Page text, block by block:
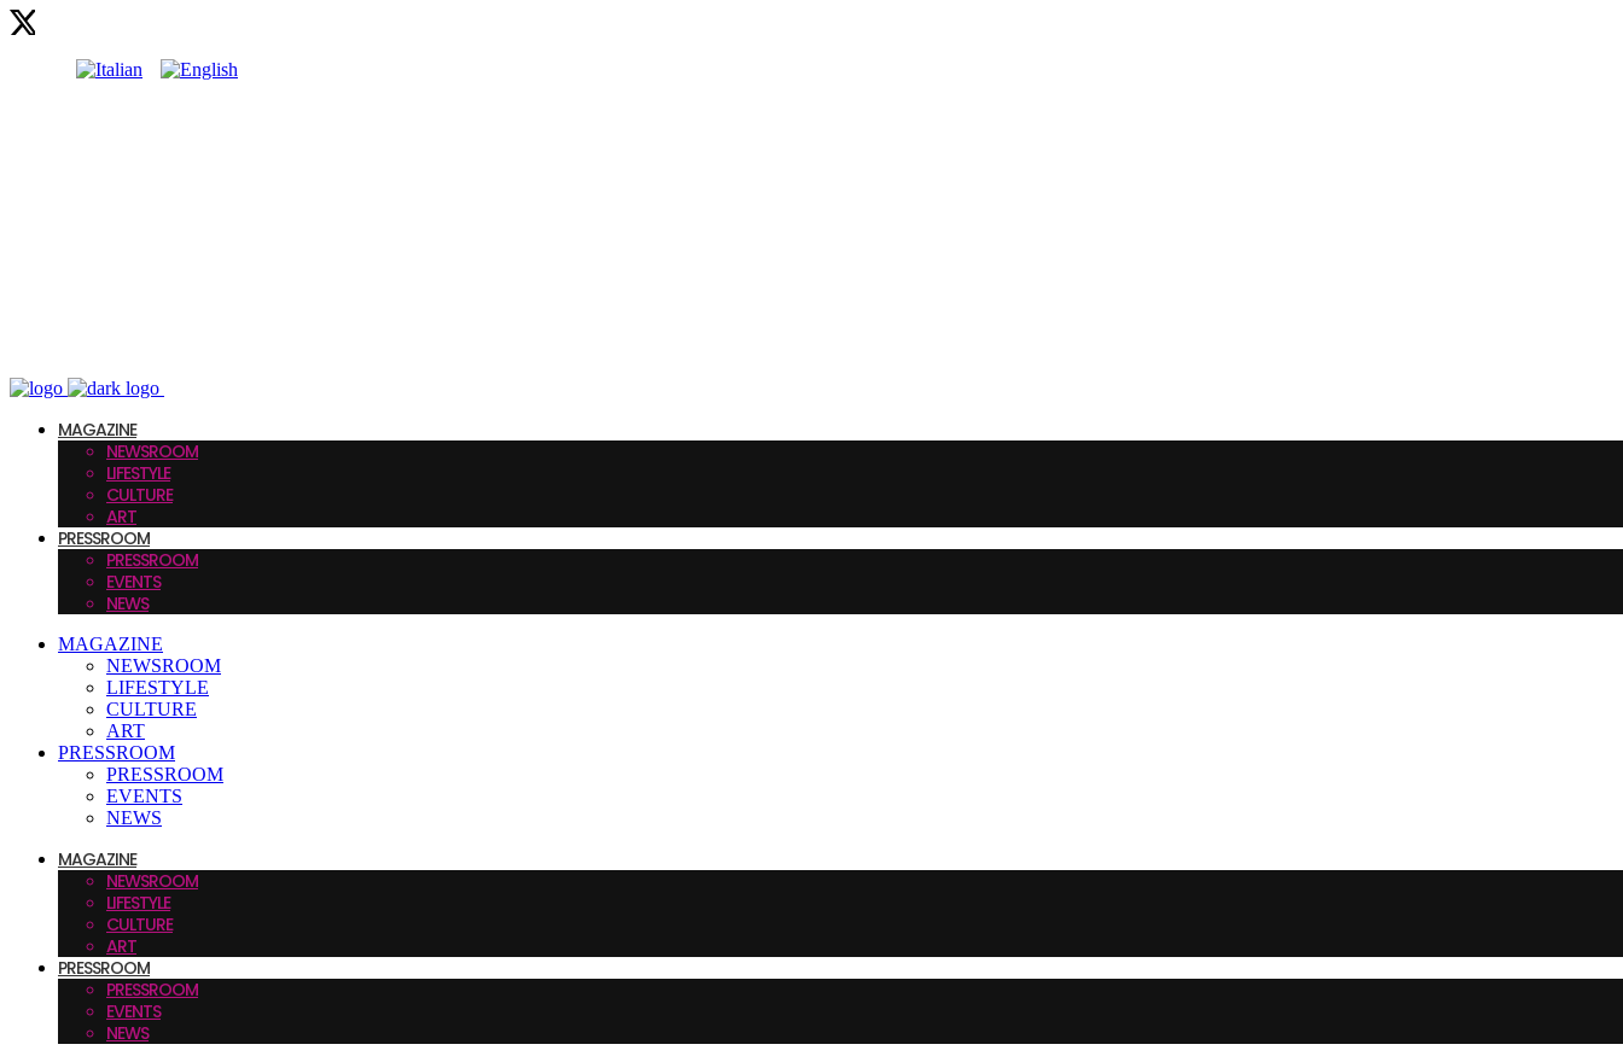
MAGAZINE
NEWSROOM
LIFESTYLE
CULTURE
ART
PRESSROOM
PRESSROOM
EVENTS
NEWS
MAGAZINE
NEWSROOM
LIFESTYLE
CULTURE
ART
PRESSROOM
PRESSROOM
EVENTS
NEWS
MAGAZINE
NEWSROOM
LIFESTYLE
CULTURE
ART
PRESSROOM
PRESSROOM
EVENTS
NEWS